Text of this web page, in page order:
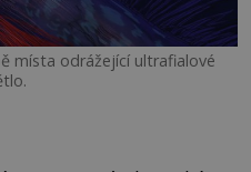
místa odrážející ultrafialové